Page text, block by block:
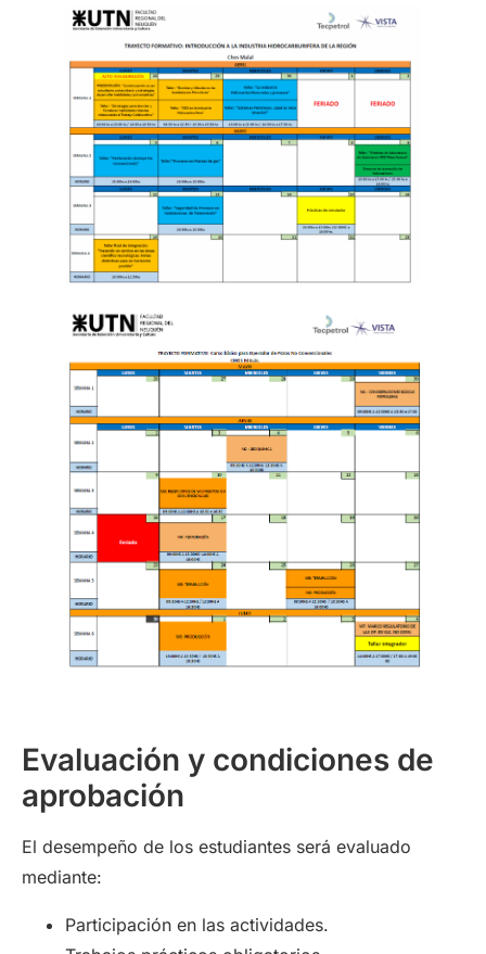
Evaluación y condiciones de
aprobación
El desempeño de los estudiantes será evaluado
mediante:
Participación en las actividades.